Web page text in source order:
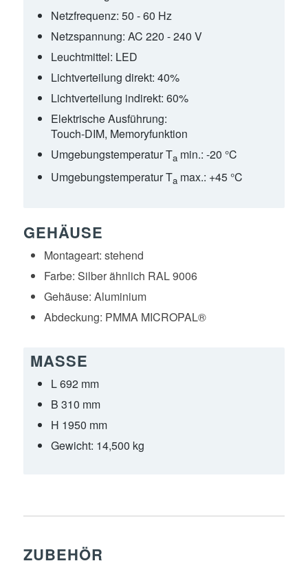
Netzfrequenz: 50 - 60 Hz
Netzspannung: AC 220 - 240 V
Leuchtmittel: LED
Lichtverteilung direkt: 40%
Lichtverteilung indirekt: 60%
Elektrische Ausführung:
Touch-DIM, Memoryfunktion
Umgebungstemperatur Tamin.: -20 °C
Umgebungstemperatur Tamax.: +45 °C
GEHÄUSE
Montageart: stehend
Farbe: Silber ähnlich RAL 9006
Gehäuse: Aluminium
Abdeckung: PMMA MICROPAL®
MASSE
L 692 mm
B 310 mm
H 1950 mm
Gewicht: 14,500 kg
ZUBEHÖR